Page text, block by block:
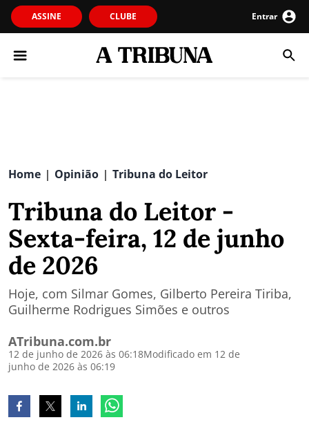
ASSINE CLUBE Entrar
Home | Opinião | Tribuna do Leitor
Tribuna do Leitor -
Sexta-feira, 12 de junho
de 2026
Hoje, com Silmar Gomes, Gilberto Pereira Tiriba,
Guilherme Rodrigues Simões e outros
ATribuna.com.br
12 de junho de 2026 às 06:18Modificado em 12 de
junho de 2026 às 06:19